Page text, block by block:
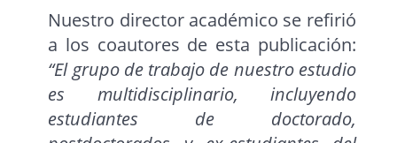
Nuestro director académico se refirió
a los coautores de esta publicación:
“El grupo de trabajo de nuestro estudio
es multidisciplinario, incluyendo
estudiantes de doctorado,